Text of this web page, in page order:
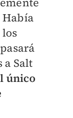
pasará
a Salt
único